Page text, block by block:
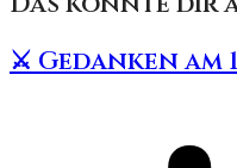
⚔️ Gedanken am